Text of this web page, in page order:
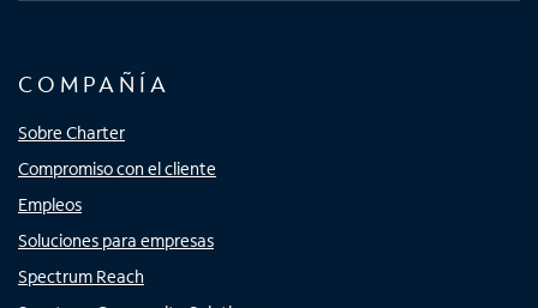
COMPAÑÍA
Sobre Charter
Compromiso con el cliente
Empleos
Soluciones para empresas
Spectrum Reach